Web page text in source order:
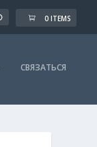
0 ITEMS
СВЯЗАТЬСЯ